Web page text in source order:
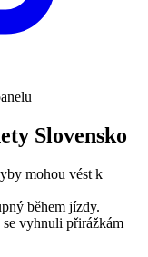
Slovensko
mohou vést k
během jízdy.
vyhnuli přirážkám